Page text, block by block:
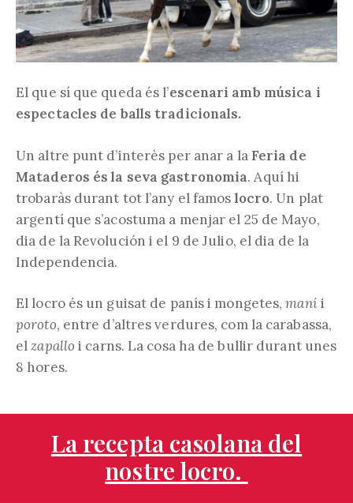
El que sí que queda és l’escenari amb música i
espectacles de balls tradicionals.
Un altre punt d’interès per anar a laFeria de
Mataderos és la seva gastronomia. Aquí hi
trobaràs durant tot l’any el famoslocro. Un plat
argentí que s’acostuma a menjar el 25 de Mayo,
dia de la Revolución i el 9 de Julio, el dia de la
Independencia.
El locro és un guisat de panís i mongetes,maní i
poroto, entre d’altres verdures, com la carabassa,
elzapallo i carns. La cosa ha de bullir durant unes
8 hores.
La recepta casolana del
nostre locro.